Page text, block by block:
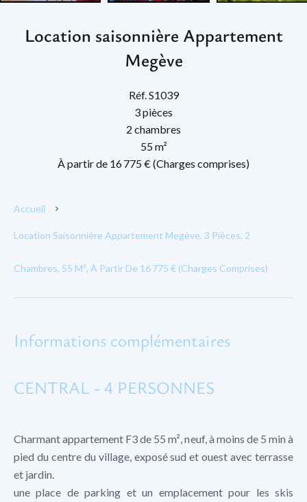
Location saisonnière Appartement
Megève
Réf. S1039
3 pièces
2 chambres
55 m²
À partir de 16 775 € (Charges comprises)
Accueil
Location Saisonnière Appartement Megève, 3 Pièces, 2
Chambres, 55 M², À Partir De 16 775 € (Charges Comprises)
Informations complémentaires
CENTRAL - 4 PERSONNES
Charmant appartement F3 de 55 m², neuf, à moins de 5 min à
pied du centre du village, exposé sud et ouest avec terrasse
et jardin.
une place de parking et un emplacement pour les skis